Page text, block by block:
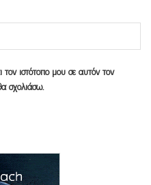
ιστότοπο μου σε αυτόν τον
σχολιάσω.